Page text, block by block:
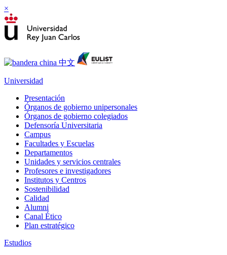
×
Universidad
Presentación
Órganos de gobierno unipersonales
Órganos de gobierno colegiados
Defensoría Universitaria
Campus
Facultades y Escuelas
Departamentos
Unidades y servicios centrales
Profesores e investigadores
Institutos y Centros
Sostenibilidad
Calidad
Alumni
Canal Ético
Plan estratégico
Estudios